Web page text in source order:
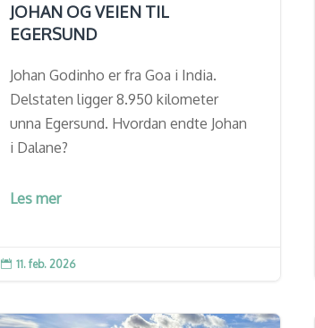
JOHAN OG VEIEN TIL
EGERSUND
Johan Godinho er fra Goa i India.
Delstaten ligger 8.950 kilometer
unna Egersund. Hvordan endte Johan
i Dalane?
Les mer
 11. feb. 2026